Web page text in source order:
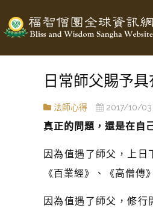
日常師父賜予
法師心得 2017/10/03
真正的問題，還是在自
因為值遇了師父，上日
《百業經》、《高僧傳
因為值遇了師父，修